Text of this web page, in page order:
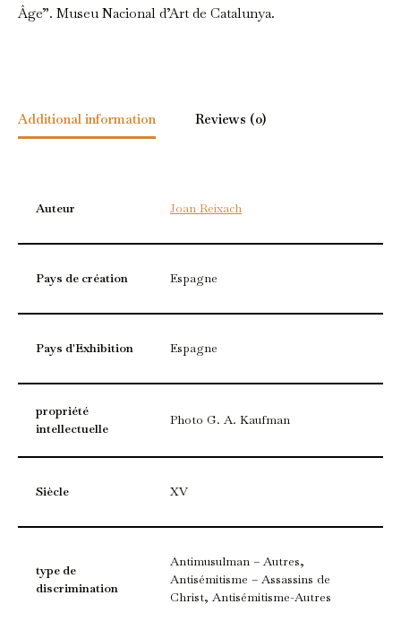
Âge”. Museu Nacional d’Art de Catalunya.
Additional information Reviews (0)
Auteur Joan Reixach
Pays de création Espagne
Pays d'Exhibition Espagne
propriété
intellectuelle
Photo G. A. Kaufman
Siècle XV
type de
discrimination
Antimusulman – Autres,
Antisémitisme – Assassins de
Christ, Antisémitisme-Autres